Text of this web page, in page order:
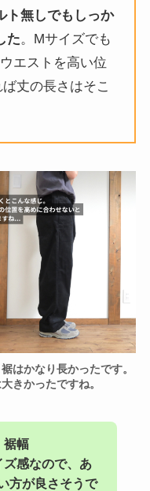
ト無しでもしっか
た。Mサイズでも
エストを高い位
丈の長さはそこ
はかなり長かったです。
きかったですね。
裾幅
ズ感なので、あ
方が良さそうで